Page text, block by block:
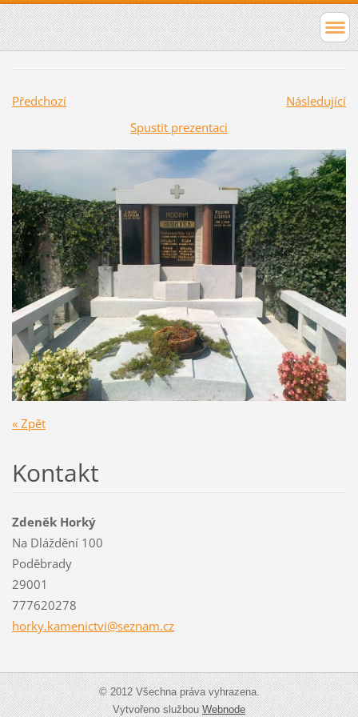
Předchozí
Následující
Spustit prezentaci
« Zpět
Kontakt
Zdeněk Horký
Na Dláždění 100
Poděbrady
29001
777620278
horky.kamenictvi@seznam.cz
© 2012 Všechna práva vyhrazena.
Vytvořeno službouWebnode